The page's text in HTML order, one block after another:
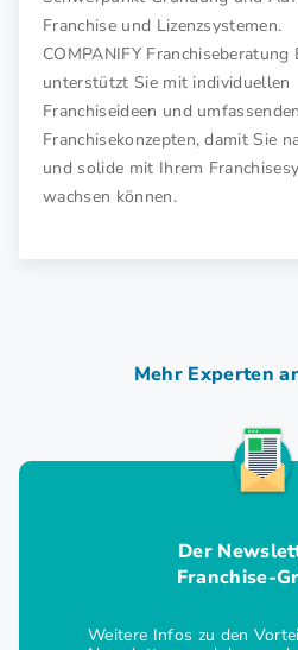
Franchise und Lizenzsystemen.
COMPANIFY Franchiseberatung
unterstützt Sie mit individuellen
Franchiseideen und umfassenden
Franchisekonzepten, damit Sie
und solide mit Ihrem
wachsen können.
Mehr Experten
Der
Franchise-
Weitere Infos zu den